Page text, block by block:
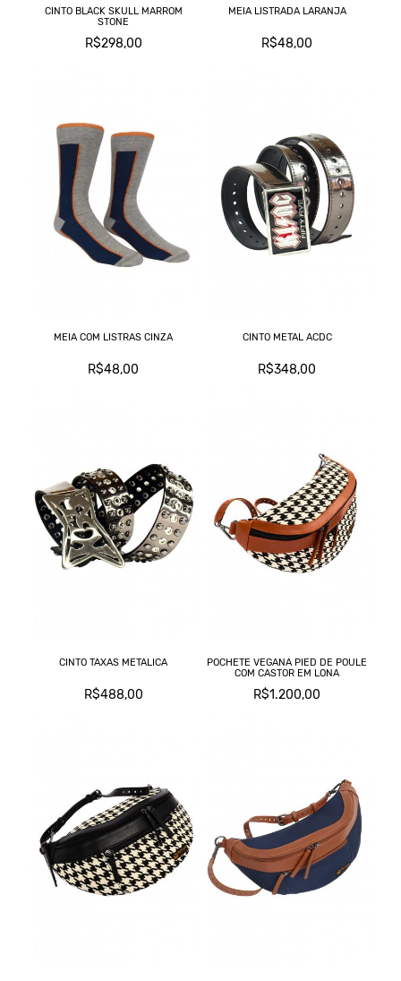
CINTO BLACK SKULL MARROM
STONE
R$298,00
MEIA LISTRADA LARANJA
R$48,00
MEIA COM LISTRAS CINZA
R$48,00
CINTO METAL ACDC
R$348,00
CINTO TAXAS METALICA
R$488,00
POCHETE VEGANA PIED DE POULE
COM CASTOR EM LONA
R$1.200,00